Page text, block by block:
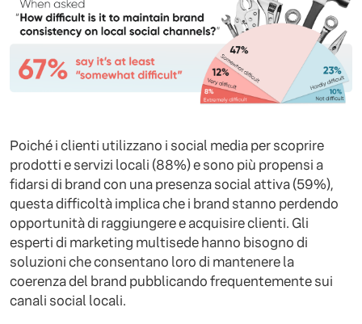
Poiché i clienti utilizzano i social media per scoprire
prodotti e servizi locali (88%) e sono più propensi a
fidarsi di brand con una presenza social attiva (59%),
questa difficoltà implica che i brand stanno perdendo
opportunità di raggiungere e acquisire clienti. Gli
esperti di marketing multisede hanno bisogno di
soluzioni che consentano loro di mantenere la
coerenza del brand pubblicando frequentemente sui
canali social locali.